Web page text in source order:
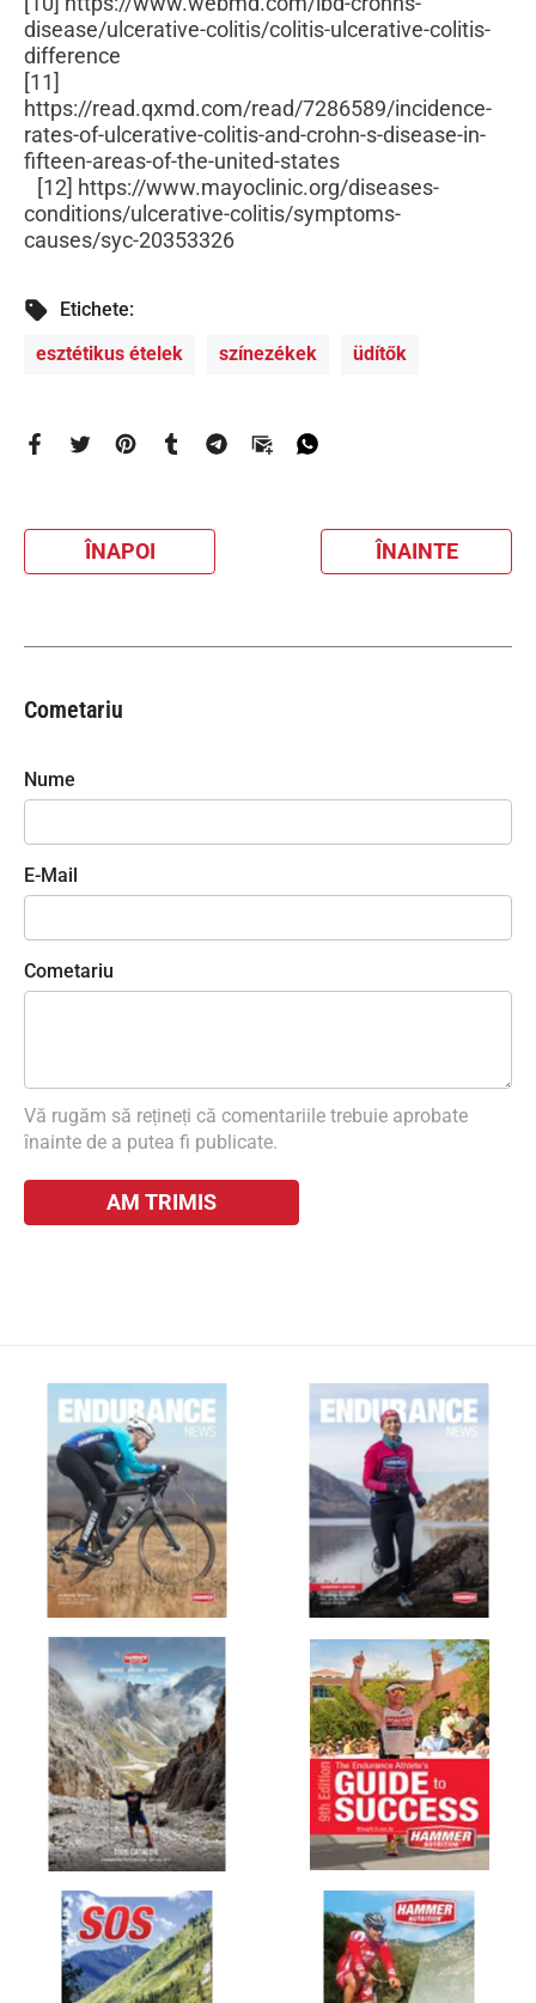
disease/ulcerative-colitis/colitis-ulcerative-colitis-
difference
[11]
https://read.qxmd.com/read/7286589/incidence-
rates-of-ulcerative-colitis-and-crohn-s-disease-in-
fifteen-areas-of-the-united-states
[12] https://www.mayoclinic.org/diseases-
conditions/ulcerative-colitis/symptoms-
causes/syc-20353326
Etichete:
esztétikus ételek
színezékek üdítők
ÎNAPOI ÎNAINTE
Cometariu
Nume
E-Mail
Cometariu
Vă rugăm să rețineți că comentariile trebuie aprobate
înainte de a putea fi publicate.